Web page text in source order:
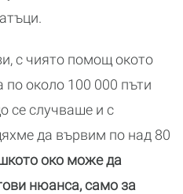
с чиято помощ окото
около 100 000 пъти
се случваше и с
да вървим по над 80
око може да
нюанса, само за